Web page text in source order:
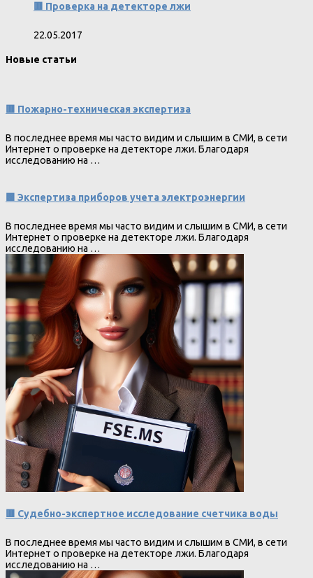
🟥 Проверка на детекторе лжи
22.05.2017
Новые статьи
🟥 Пожарно-техническая экспертиза
В последнее время мы часто видим и слышим в СМИ, в сети
Интернет о проверке на детекторе лжи. Благодаря
исследованию на …
🟩 Экспертиза приборов учета электроэнергии
В последнее время мы часто видим и слышим в СМИ, в сети
Интернет о проверке на детекторе лжи. Благодаря
исследованию на …
🟥 Судебно-экспертное исследование счетчика воды
В последнее время мы часто видим и слышим в СМИ, в сети
Интернет о проверке на детекторе лжи. Благодаря
исследованию на …